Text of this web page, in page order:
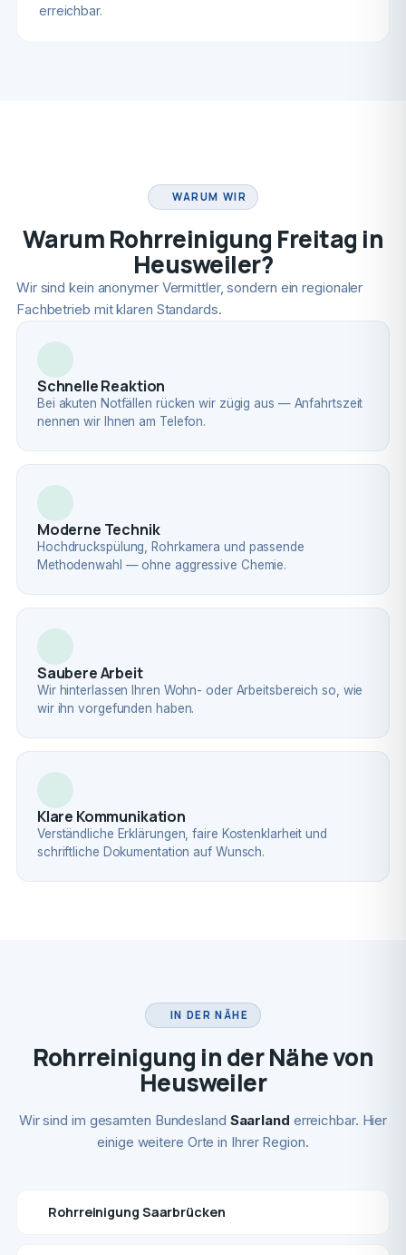
erreichbar.
WARUM WIR
Warum Rohrreinigung Freitag in
Heusweiler?
Wir sind kein anonymer Vermittler, sondern ein regionaler
Fachbetrieb mit klaren Standards.
Schnelle Reaktion
Bei akuten Notfällen rücken wir zügig aus — Anfahrtszeit
nennen wir Ihnen am Telefon.
Moderne Technik
Hochdruckspülung, Rohrkamera und passende
Methodenwahl — ohne aggressive Chemie.
Saubere Arbeit
Wir hinterlassen Ihren Wohn- oder Arbeitsbereich so, wie
wir ihn vorgefunden haben.
Klare Kommunikation
Verständliche Erklärungen, faire Kostenklarheit und
schriftliche Dokumentation auf Wunsch.
IN DER NÄHE
Rohrreinigung in der Nähe von
Heusweiler
Wir sind im gesamten Bundesland Saarland erreichbar. Hier
einige weitere Orte in Ihrer Region.
Rohrreinigung Saarbrücken